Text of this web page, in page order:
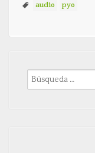
audio pyo